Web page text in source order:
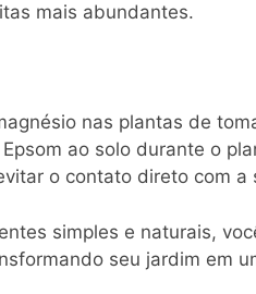
mais abundantes.
nas plantas de
ao solo durante o
o contato direto com a
simples e naturais,
seu jardim em